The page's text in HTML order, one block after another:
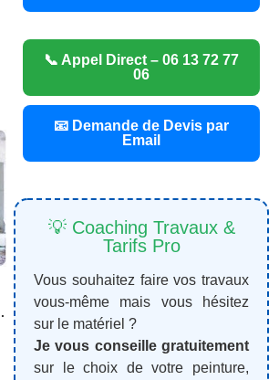
.
📞 Appel Direct – 06 13 72 77
06
📧 Demande de Devis par
Email
💡 Coaching Travaux &
Tarifs Pro
Vous souhaitez faire vos travaux
vous-même mais vous hésitez
sur le matériel ?
Je vous conseille gratuitement
sur le choix de votre peinture,